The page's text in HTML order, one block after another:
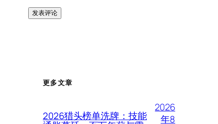
更多文章
2026猎头榜单洗牌：技能
2026
年8